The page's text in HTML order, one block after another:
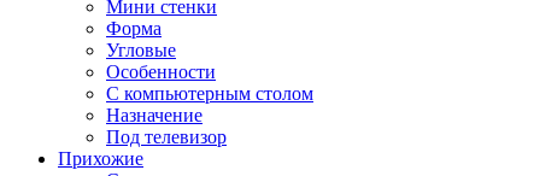
Мини стенки
Форма
Угловые
Особенности
С компьютерным столом
Назначение
Под телевизор
Прихожие